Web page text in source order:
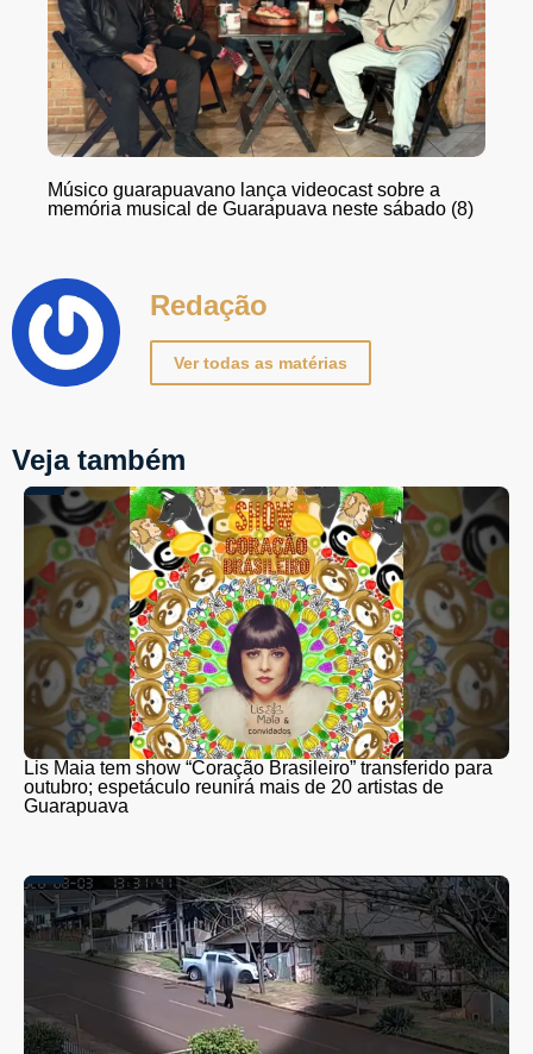
Músico guarapuavano lança videocast sobre a
memória musical de Guarapuava neste sábado (8)
Redação
Ver todas as matérias
Veja também
Lis Maia tem show “Coração Brasileiro” transferido para
outubro; espetáculo reunirá mais de 20 artistas de
Guarapuava